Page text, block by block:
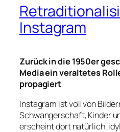
Instagram
Zurück in die 1950er
Media ein veraltetes
propagiert
Instagram ist voll von
Schwangerschaft, Kinder
erscheint dort natürlich,